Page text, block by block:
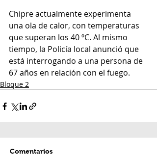
Chipre actualmente experimenta
una ola de calor, con temperaturas
que superan los 40 ºC. Al mismo
tiempo, la Policía local anunció que
está interrogando a una persona de
67 años en relación con el fuego.
Bloque 2
Comentarios